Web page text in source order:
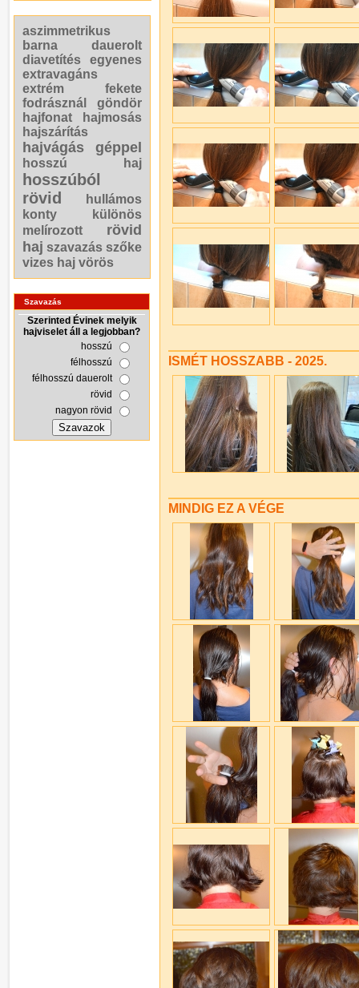
aszimmetrikus
barna
dauerolt
diavetítés
egyenes
extravagáns
extrém
fekete
fodrásznál
göndör
hajfonat
hajmosás
hajszárítás
hajvágás géppel
hosszú haj
hosszúból
rövid
hullámos
konty
különös
melírozott
rövid
haj szavazás szőke
vizes haj vörös
Szavazás
Szerinted Évinek melyik
hajviselet áll a legjobban?
hosszú
félhosszú
félhosszú dauerolt
rövid
nagyon rövid
ISMÉT HOSSZABB - 2025.
MINDIG EZ A VÉGE